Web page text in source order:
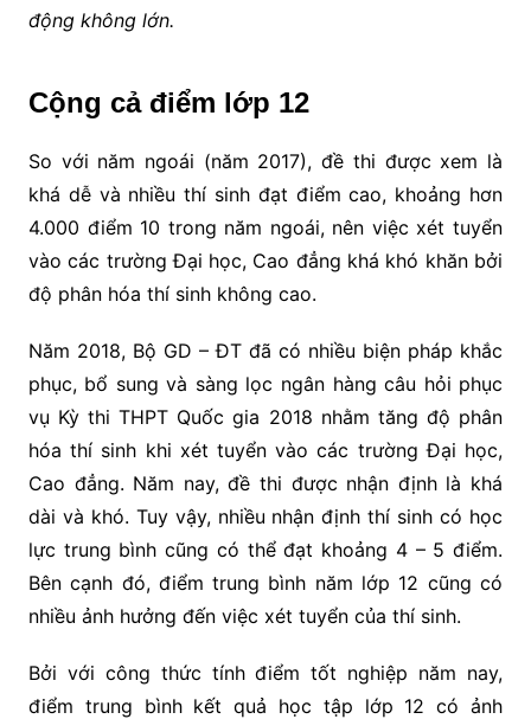
động không lớn.
Cộng cả điểm lớp 12
So với năm ngoái (năm 2017), đề thi được xem là
khá dễ và nhiều thí sinh đạt điểm cao, khoảng hơn
4.000 điểm 10 trong năm ngoái, nên việc xét tuyển
vào các trường Đại học, Cao đẳng khá khó khăn bởi
độ phân hóa thí sinh không cao.
Năm 2018, Bộ GD – ĐT đã có nhiều biện pháp khắc
phục, bổ sung và sàng lọc ngân hàng câu hỏi phục
vụ Kỳ thi THPT Quốc gia 2018 nhằm tăng độ phân
hóa thí sinh khi xét tuyển vào các trường Đại học,
Cao đẳng. Năm nay, đề thi được nhận định là khá
dài và khó. Tuy vậy, nhiều nhận định thí sinh có học
lực trung bình cũng có thể đạt khoảng 4 – 5 điểm.
Bên cạnh đó, điểm trung bình năm lớp 12 cũng có
nhiều ảnh hưởng đến việc xét tuyển của thí sinh.
Bởi với công thức tính điểm tốt nghiệp năm nay,
điểm trung bình kết quả học tập lớp 12 có ảnh